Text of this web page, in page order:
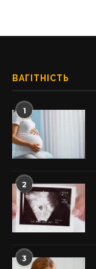
ВАГІТНІСТЬ
1
2
3